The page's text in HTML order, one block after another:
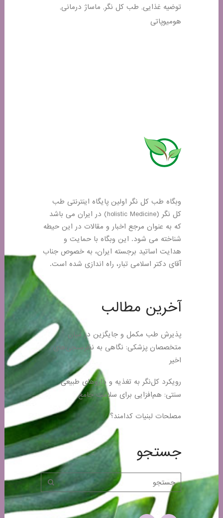
توضیه غذایی طب کل نگر ماساژ درمانی
هومیوپاتی
وبگاه طب کل نگر اولین پایگاه اینترنتی طب
کل نگر (holistic Medicine) در ایران می باشد
که به عنوان مرجع اخبار و مقالات در این حیطه
شناخته می شود. این وبگاه با حمایت و
هدایت اساتید برجسته ایران، به خصوص جناب
آقای دکتر اسلامی تبار، راه اندازی شده است.
آخرین مطالب
پذیرش طب مکمل و جایگزین در میان
متخصصان پزشکی: نگاهی به نظرسنجی‌های
اخیر
رویکرد کل‌نگر به تغذیه و داروهای طبیعی
سنتی: هم‌افزایی برای سلامت جامع
مصلحات لبنیات کدامند؟
جستجو